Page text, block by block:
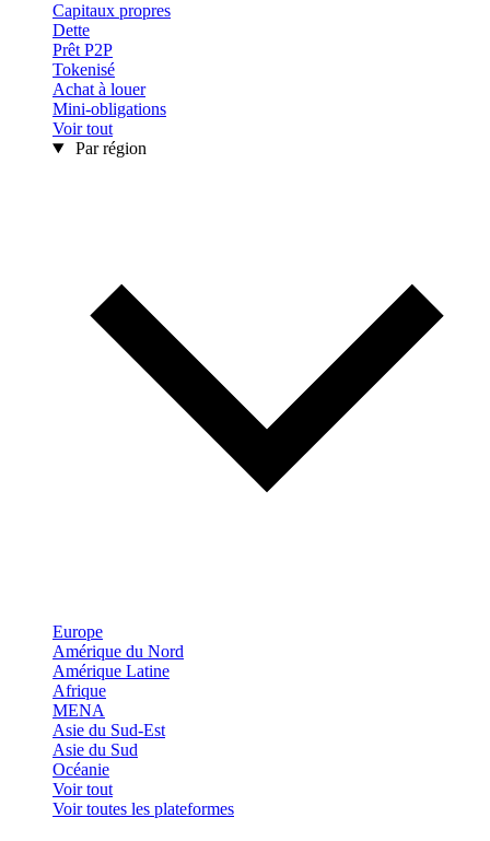
Capitaux propres
Dette
Prêt P2P
Tokenisé
Achat à louer
Mini-obligations
Voir tout
Par région
Europe
Amérique du Nord
Amérique Latine
Afrique
MENA
Asie du Sud-Est
Asie du Sud
Océanie
Voir tout
Voir toutes les plateformes